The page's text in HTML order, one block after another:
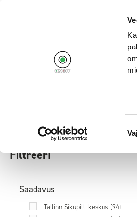
KÕRVAKLAPID
Filtreeri
Saadavus
Tallinn Sikupilli keskus (94)